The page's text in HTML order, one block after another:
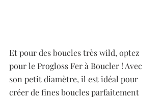
Et pour des boucles très wild, optez
pour le Progloss Fer à Boucler ! Avec
son petit diamètre, il est idéal pour
créer de fines boucles parfaitement